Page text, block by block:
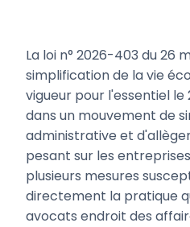
La loi n° 2026-403 du 26
simplification de la vie
vigueur pour l'essentiel le
dans un mouvement de
administrative et
pesant sur les
plusieurs mesures
directement la pratique
avocats endroit des